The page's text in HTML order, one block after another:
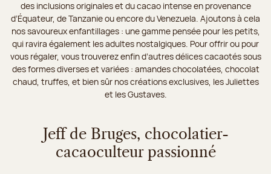
des inclusions originales et du cacao intense en provenance
d’Équateur, de Tanzanie ou encore du Venezuela. Ajoutons à cela
nos savoureux enfantillages : une gamme pensée pour les petits,
qui ravira également les adultes nostalgiques. Pour offrir ou pour
vous régaler, vous trouverez enfin d’autres délices cacaotés sous
des formes diverses et variées : amandes chocolatées, chocolat
chaud, truffes, et bien sûr nos créations exclusives, les Juliettes
et les Gustaves.
Jeff de Bruges, chocolatier-
cacaoculteur passionné